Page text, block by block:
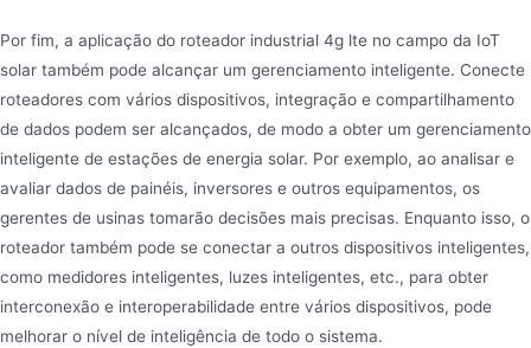
Por fim, a aplicação do roteador industrial 4g lte no campo da IoT
solar também pode alcançar um gerenciamento inteligente. Conecte
roteadores com vários dispositivos, integração e compartilhamento
de dados podem ser alcançados, de modo a obter um gerenciamento
inteligente de estações de energia solar. Por exemplo, ao analisar e
avaliar dados de painéis, inversores e outros equipamentos, os
gerentes de usinas tomarão decisões mais precisas. Enquanto isso, o
roteador também pode se conectar a outros dispositivos inteligentes,
como medidores inteligentes, luzes inteligentes, etc., para obter
interconexão e interoperabilidade entre vários dispositivos, pode
melhorar o nível de inteligência de todo o sistema.